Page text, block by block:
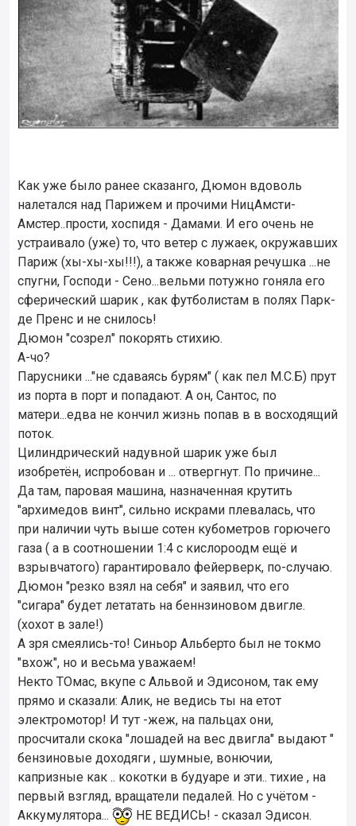
Как уже было ранее сказанго, Дюмон вдоволь
налетался над Парижем и прочими НицАмсти-
Амстер..прости, хоспидя - Дамами. И его очень не
устраивало (уже) то, что ветер с лужаек, окружавших
Париж (хы-хы-хы!!!), а также коварная речушка ...не
спугни, Господи - Сено...вельми потужно гоняла его
сферический шарик , как футболистам в полях Парк-
де Пренс и не снилось!
Дюмон "созрел" покорять стихию.
А-чо?
Парусники ..."не сдаваясь бурям" ( как пел М.С.Б) прут
из порта в порт и попадают. А он, Сантос, по
матери...едва не кончил жизнь попав в в восходящий
поток.
Цилиндрический надувной шарик уже был
изобретён, испробован и ... отвергнут. По причине...
Да там, паровая машина, назначенная крутить
"архимедов винт", сильно искрами плевалась, что
при наличии чуть выше сотен кубометров горючего
газа ( а в соотношении 1:4 с кислороодм ещё и
взрывчатого) гарантировало фейерверк, по-случаю.
Дюмон "резко взял на себя" и заявил, что его
"сигара" будет летатать на беннзиновом двигле.
(хохот в зале!)
А зря смеялись-то! Синьор Альберто был не токмо
"вхож", но и весьма уважаем!
Некто ТОмас, вкупе с Альвой и Эдисоном, так ему
прямо и сказали: Алик, не ведись ты на етот
электромотор! И тут -жеж, на пальцах они,
просчитали скока "лошадей на вес двигла" выдают "
бензиновые доходяги , шумные, вонючии,
капризные как .. кокотки в будуаре и эти.. тихие , на
первый взгляд, вращатели педалей. Но с учётом -
Аккумулятора...
НЕ ВЕДИСЬ! - сказал Эдисон.